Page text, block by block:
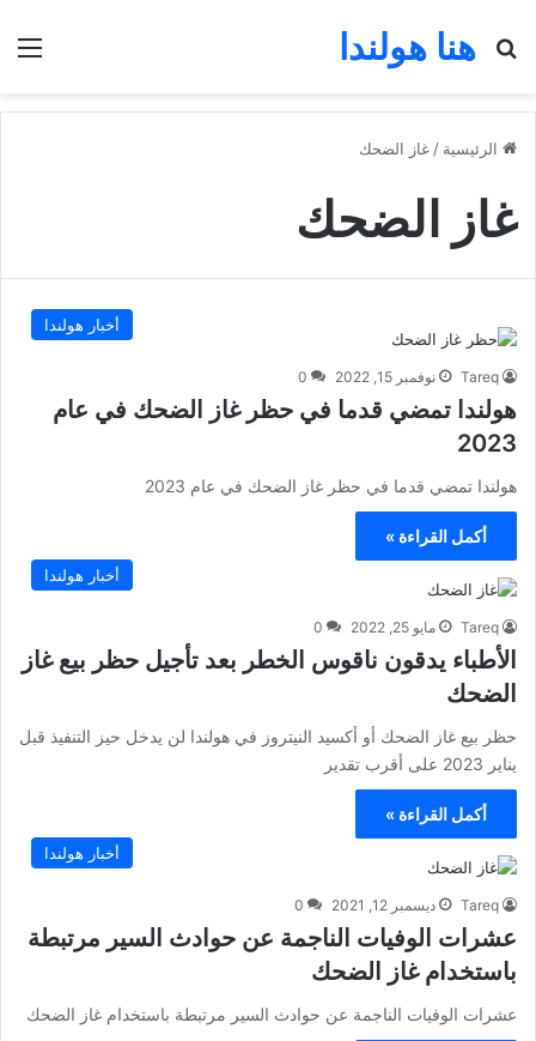
هنا هولندا
بحث عن
الرئيسية / غاز الضحك
غاز الضحك
أخبار هولندا
Tareq نوفمبر 15, 2022 0
هولندا تمضي قدما في حظر غاز الضحك في عام
2023
هولندا تمضي قدما في حظر غاز الضحك في عام 2023
أكمل القراءة »
أخبار هولندا
Tareq مايو 25, 2022 0
الأطباء يدقون ناقوس الخطر بعد تأجيل حظر بيع غاز
الضحك
حظر بيع غاز الضحك أو أكسيد النيتروز في هولندا لن يدخل حيز التنفيذ قبل
يناير 2023 على أقرب تقدير
أكمل القراءة »
أخبار هولندا
Tareq ديسمبر 12, 2021 0
عشرات الوفيات الناجمة عن حوادث السير مرتبطة
باستخدام غاز الضحك
عشرات الوفيات الناجمة عن حوادث السير مرتبطة باستخدام غاز الضحك